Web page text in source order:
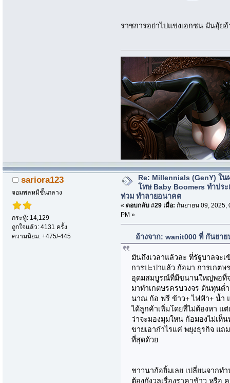
ราชการอย่าไปแข่งเอกชน มันอุ้ยอ้
sariora123
จอมพลหมีชั้นกลาง
กระทู้: 14,129
ถูกใจแล้ว: 4131 ครั้ง
ความนิยม: +475/-445
Re: Millennials (GenY) ใน
โทษ Baby Boomers ทำประ
ท่วม ทำลายอนาคต
« ตอบกลับ #29 เมื่อ: กันยายน 09, 2025,
PM »
อ้างจาก: wanit000 ที่ กันยาย
มันถึงเวลาแล้วละ ที่รัฐบาลจะ
การปะปาแล้ว ก้อมา การเกต
อุดมสมบูรณ์ที่มีขนานใหญ่พอที่จ
มาทำเกตษรครบวงจร ต้นทุนต่
นาณ ก้อ ฟรี ข้าว+ ไฟฟ้า+ น้ำ
ได้ลูกค้าเพิ่มโดยที่ไม่ต้องหา แ
ว่าจะมองมุมใหน ก้อมองไม่เห็
ขายเอากำไรแค่ พยุงธุรกิจ แ
ที่สุดด้วย
ชาวนาก้อยิ้มเลย เปลี่ยนจากท
ต้องกังวลเรื่องราคาข้าว หรือ